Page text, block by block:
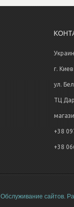
г. Киев
ул.
ТЦ
+38
+38
Обслуживание сайтов.